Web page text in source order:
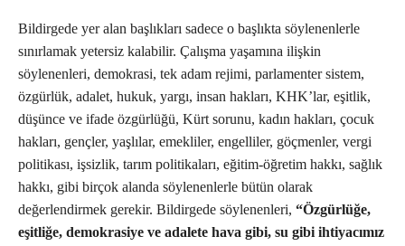
Bildirgede yer alan başlıkları sadece o başlıkta söylenenlerle
sınırlamak yetersiz kalabilir. Çalışma yaşamına ilişkin
söylenenleri, demokrasi, tek adam rejimi, parlamenter sistem,
özgürlük, adalet, hukuk, yargı, insan hakları, KHK’lar, eşitlik,
düşünce ve ifade özgürlüğü, Kürt sorunu, kadın hakları, çocuk
hakları, gençler, yaşlılar, emekliler, engelliler, göçmenler, vergi
politikası, işsizlik, tarım politikaları, eğitim-öğretim hakkı, sağlık
hakkı, gibi birçok alanda söylenenlerle bütün olarak
değerlendirmek gerekir. Bildirgede söylenenleri, “Özgürlüğe,
eşitliğe, demokrasiye ve adalete hava gibi, su gibi ihtiyacımız